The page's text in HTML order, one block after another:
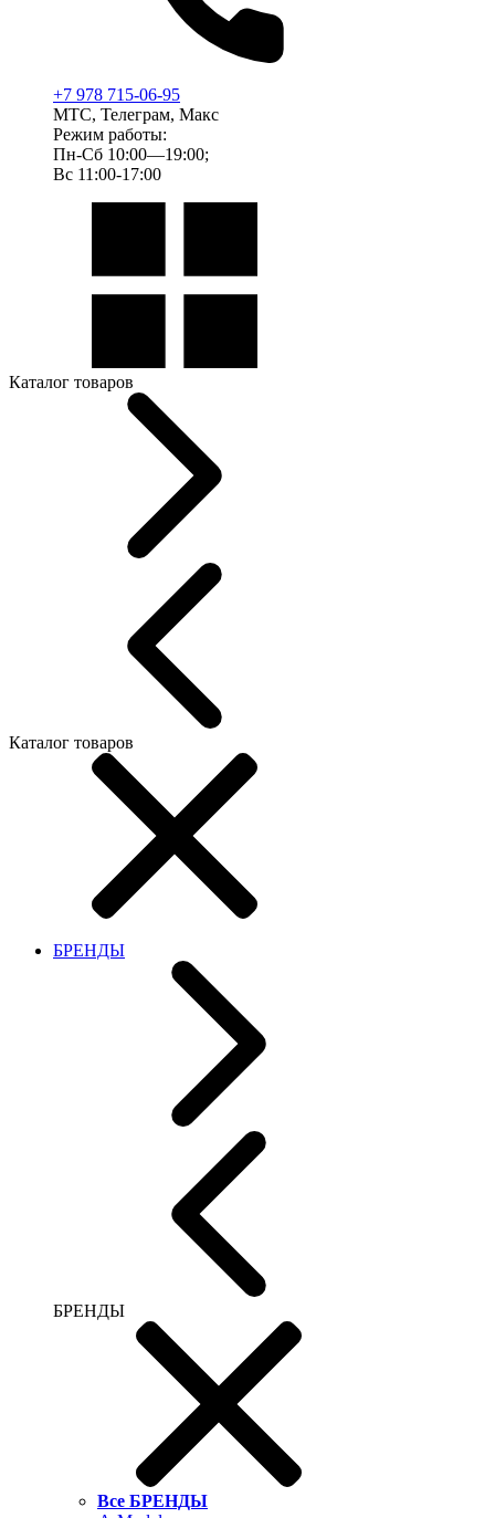
+7 978 715-06-95
МТС, Телеграм, Макс
Режим работы:
Пн-Сб 10:00—19:00;
Вс 11:00-17:00
Каталог товаров
Каталог товаров
БРЕНДЫ
БРЕНДЫ
Все БРЕНДЫ